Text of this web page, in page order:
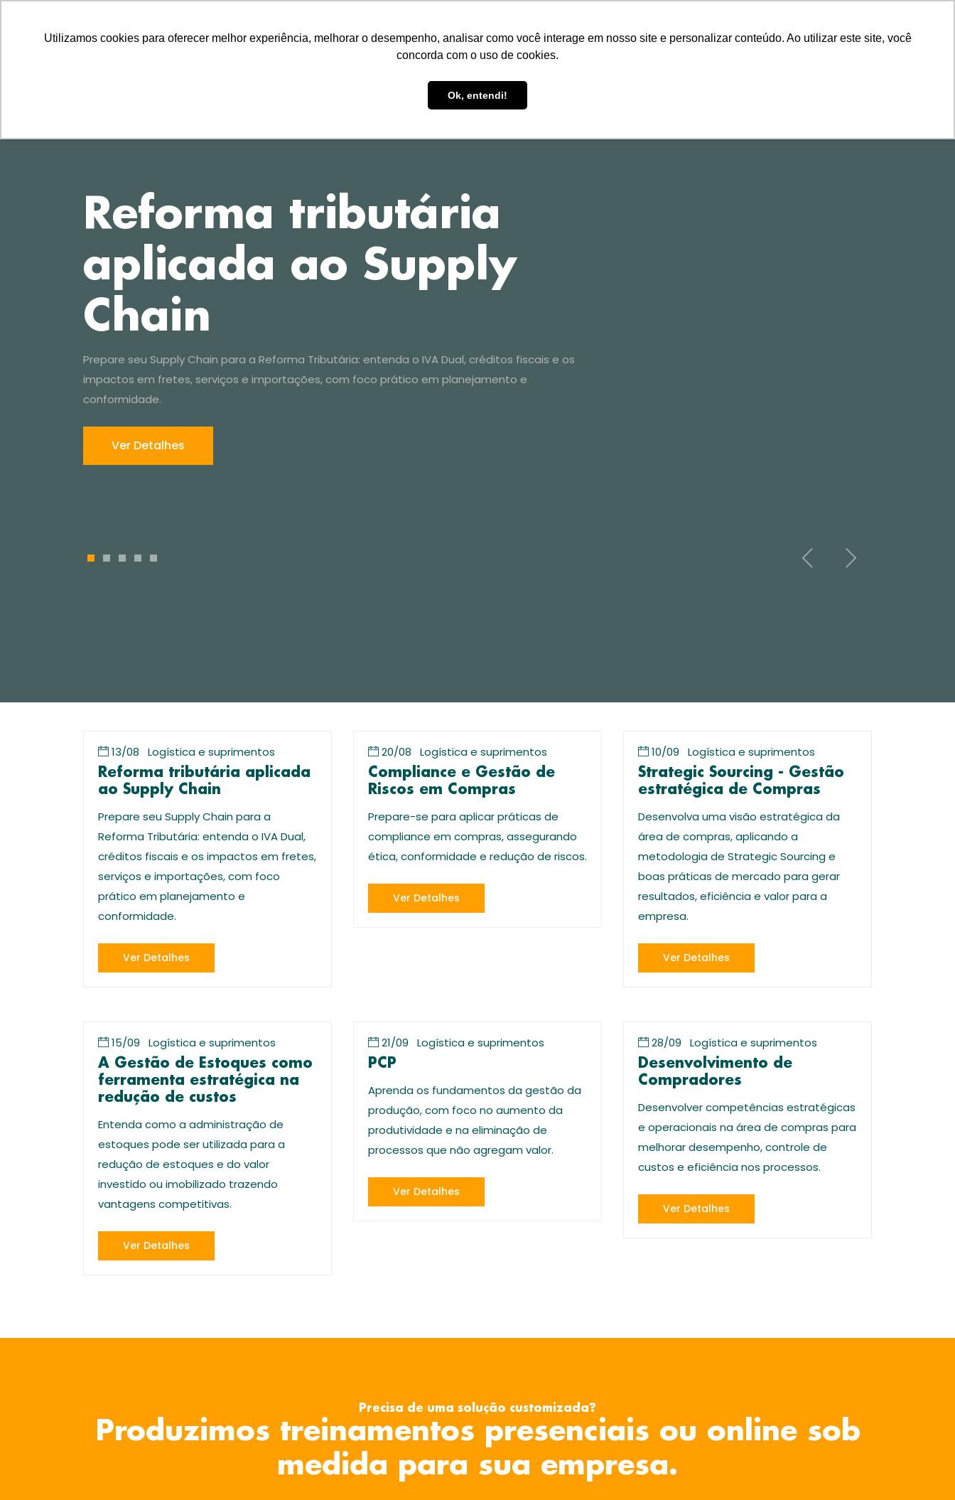
Utilizamos cookies para oferecer melhor experiência, melhorar o desempenho, analisar como você interage em nosso site e personalizar conteúdo. Ao utilizar este site, você
concorda com o uso de cookies.
Ok, entendi!
LLLLLL
Reforma tributária
aplicada ao Supply
Chain
Prepare seu Supply Chain para a Reforma Tributária: entenda o IVA Dual, créditos fiscais e os
impactos em fretes, serviços e importações, com foco prático em planejamento e
conformidade.
Ver Detalhes
1 2 3 4 5
13/08 Logística e suprimentos
Reforma tributária aplicada
ao Supply Chain
Prepare seu Supply Chain para a
Reforma Tributária: entenda o IVA Dual,
créditos fiscais e os impactos em fretes,
serviços e importações, com foco
prático em planejamento e
conformidade.
Ver Detalhes
20/08 Logística e suprimentos
Compliance e Gestão de
Riscos em Compras
Prepare-se para aplicar práticas de
compliance em compras, assegurando
ética, conformidade e redução de riscos.
Ver Detalhes
10/09 Logística e suprimentos
Strategic Sourcing - Gestão
estratégica de Compras
Desenvolva uma visão estratégica da
área de compras, aplicando a
metodologia de Strategic Sourcing e
boas práticas de mercado para gerar
resultados, eficiência e valor para a
empresa.
Ver Detalhes
15/09 Logística e suprimentos
A Gestão de Estoques como
ferramenta estratégica na
redução de custos
Entenda como a administração de
estoques pode ser utilizada para a
redução de estoques e do valor
investido ou imobilizado trazendo
vantagens competitivas.
Ver Detalhes
21/09 Logística e suprimentos
PCP
Aprenda os fundamentos da gestão da
produção, com foco no aumento da
produtividade e na eliminação de
processos que não agregam valor.
Ver Detalhes
28/09 Logística e suprimentos
Desenvolvimento de
Compradores
Desenvolver competências estratégicas
e operacionais na área de compras para
melhorar desempenho, controle de
custos e eficiência nos processos.
Ver Detalhes
Precisa de uma solução customizada?
Produzimos treinamentos presenciais ou online sob
medida para sua empresa.